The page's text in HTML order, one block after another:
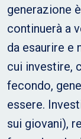
generazione
continuerà a
da esaurire e
cui investire,
fecondo,
essere.
sui giovani),